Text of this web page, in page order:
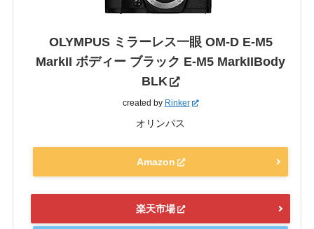
OLYMPUS ミラーレス一眼 OM-D E-M5
MarkII ボディー ブラック E-M5 MarkIIBody
BLK
created by Rinker
オリンパス
Amazon
楽天市場